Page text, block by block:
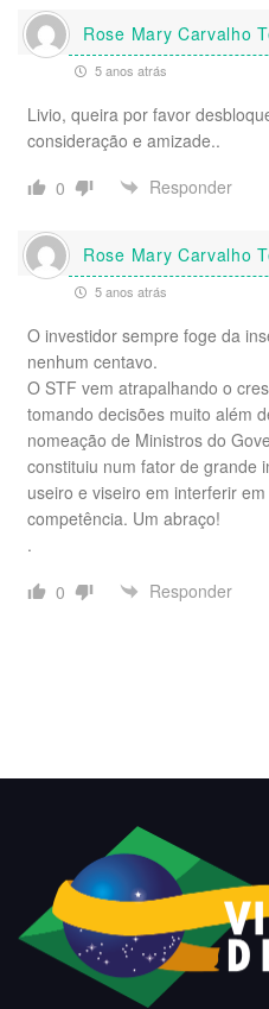
Rose Mary Carvalho
5 anos atrás
Livio, queira por favor
consideração e amizade..
0
Responder
Rose Mary Carvalho
5 anos atrás
O investidor sempre foge da
nenhum centavo.
O STF vem atrapalhando o
tomando decisões muito além
nomeação de Ministros do
constituiu num fator de grande
useiro e viseiro em interferir
competência. Um abraço!
.
0
Responder